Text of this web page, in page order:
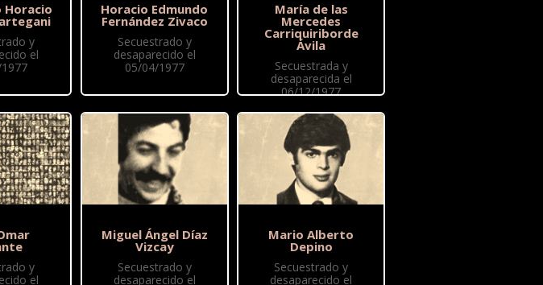
Horacio
y
el
y
el
Horacio Edmundo
Fernández Zivaco
Secuestrado y
desaparecido el
05/04/1977
Miguel Ángel Díaz
Vizcay
Secuestrado y
desaparecido el
María de las
Mercedes
Carriquiriborde
Ávila
Secuestrada y
desaparecida el
06/12/1977
Mario Alberto
Depino
Secuestrado y
desaparecido el